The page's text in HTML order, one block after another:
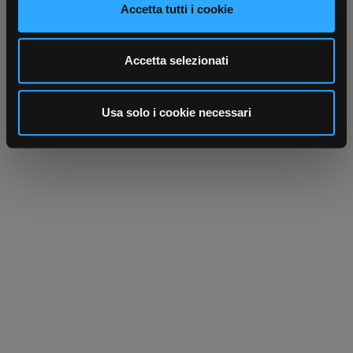
dalla Dichiarazione sui cookie.
Utilizziamo i cookie per personalizzare contenuti ed
analizzare il nostro traffico. Condividiamo inoltre
informazioni sul modo in cui utilizza il nostro sito con i
nostri partner che si occupano di analisi dei dati web,
pubblicità e social media, i quali potrebbero combinarle
Accetta tutti i cookie
Accetta selezionati
Usa solo i cookie necessari